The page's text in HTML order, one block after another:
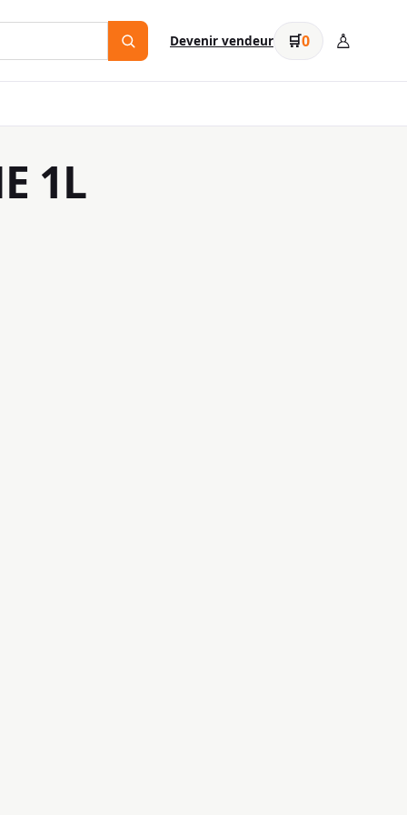
Devenir vendeur 🛒0 ♙
1L